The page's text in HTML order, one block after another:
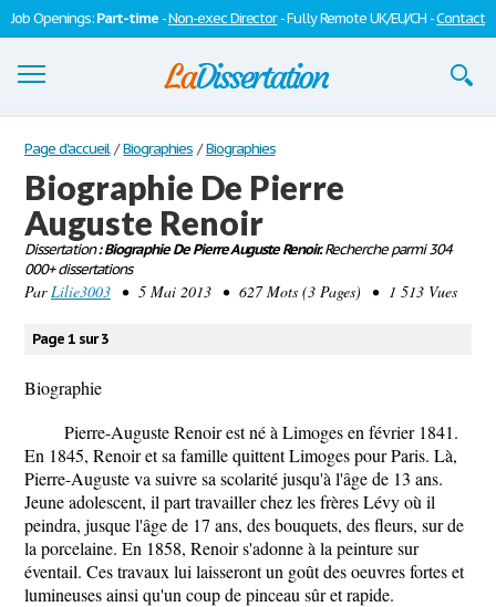
Job Openings:Part-time -Non-exec Director- Fully Remote UK/EU/CH -Contact
Dissertations
S'inscrire
Se connecter
Contactez-nous
Page d'accueil / Biographies / Biographies
Biographie De Pierre
Auguste Renoir
Dissertation: Biographie De Pierre Auguste Renoir.Recherche parmi 304
000+ dissertations
ParLilie3003 • 5 Mai 2013 • 627 Mots (3 Pages) • 1 513 Vues
Page 1 sur 3
Biographie
Pierre-Auguste Renoir est né à Limoges en février 1841.
En 1845, Renoir et sa famille quittent Limoges pour Paris. Là,
Pierre-Auguste va suivre sa scolarité jusqu'à l'âge de 13 ans.
Jeune adolescent, il part travailler chez les frères Lévy où il
peindra, jusque l'âge de 17 ans, des bouquets, des fleurs, sur de
la porcelaine. En 1858, Renoir s'adonne à la peinture sur
éventail. Ces travaux lui laisseront un goût des oeuvres fortes et
lumineuses ainsi qu'un coup de pinceau sûr et rapide.